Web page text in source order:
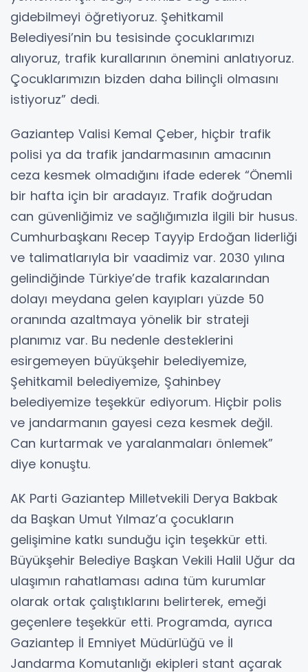
gidebilmeyi öğretiyoruz. Şehitkamil
Belediyesi’nin bu tesisinde çocuklarımızı
alıyoruz, trafik kurallarının önemini anlatıyoruz.
Çocuklarımızın bizden daha bilinçli olmasını
istiyoruz” dedi.
Gaziantep Valisi Kemal Çeber, hiçbir trafik
polisi ya da trafik jandarmasının amacının
ceza kesmek olmadığını ifade ederek “Önemli
bir hafta için bir aradayız. Trafik doğrudan
can güvenliğimiz ve sağlığımızla ilgili bir husus.
Cumhurbaşkanı Recep Tayyip Erdoğan liderliği
ve talimatlarıyla bir vaadimiz var. 2030 yılına
gelindiğinde Türkiye’de trafik kazalarından
dolayı meydana gelen kayıpları yüzde 50
oranında azaltmaya yönelik bir strateji
planımız var. Bu nedenle desteklerini
esirgemeyen büyükşehir belediyemize,
Şehitkamil belediyemize, Şahinbey
belediyemize teşekkür ediyorum. Hiçbir polis
ve jandarmanın gayesi ceza kesmek değil.
Can kurtarmak ve yaralanmaları önlemek”
diye konuştu.
AK Parti Gaziantep Milletvekili Derya Bakbak
da Başkan Umut Yılmaz’a çocukların
gelişimine katkı sunduğu için teşekkür etti.
Büyükşehir Belediye Başkan Vekili Halil Uğur da
ulaşımın rahatlaması adına tüm kurumlar
olarak ortak çalıştıklarını belirterek, emeği
geçenlere teşekkür etti. Programda, ayrıca
Gaziantep İl Emniyet Müdürlüğü ve İl
Jandarma Komutanlığı ekipleri stant açarak